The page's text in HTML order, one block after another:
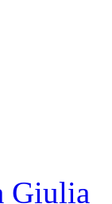
Giulia